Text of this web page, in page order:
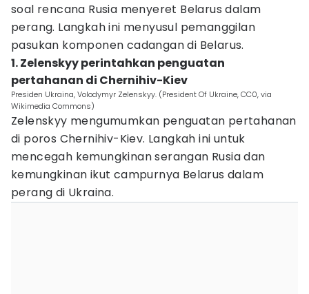
soal rencana Rusia menyeret Belarus dalam
perang. Langkah ini menyusul pemanggilan
pasukan komponen cadangan di Belarus.
1. Zelenskyy perintahkan penguatan
pertahanan di Chernihiv-Kiev
Presiden Ukraina, Volodymyr Zelenskyy. (President Of Ukraine, CC0, via
Wikimedia Commons)
Zelenskyy mengumumkan penguatan pertahanan
di poros Chernihiv-Kiev. Langkah ini untuk
mencegah kemungkinan serangan Rusia dan
kemungkinan ikut campurnya Belarus dalam
perang di Ukraina.